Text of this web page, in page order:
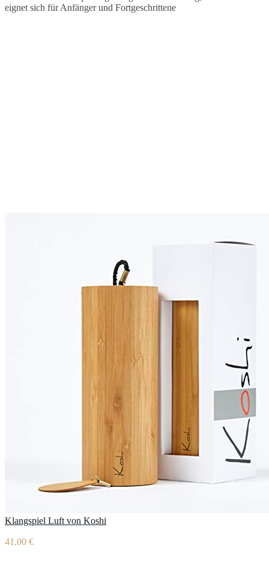
eignet sich für Anfänger und Fortgeschrittene
Klangspiel Luft von Koshi
41,00 €